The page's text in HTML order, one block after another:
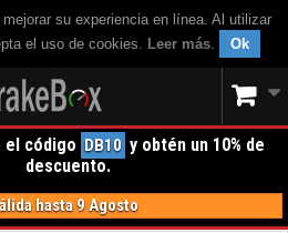
su experiencia en línea. Al utilizar
el uso de cookies. Leer más. Ok
el código DB10 y obtén un 10% de
descuento.
hasta 9 Agosto